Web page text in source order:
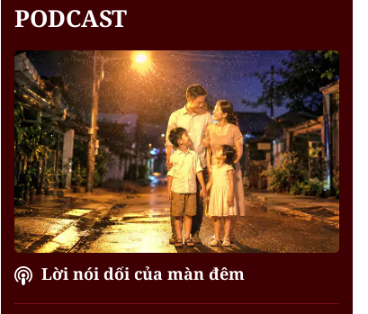
PODCAST
Lời nói dối của màn đêm